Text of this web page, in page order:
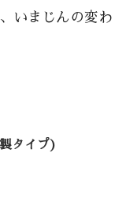
いまじんの変わ
タイプ)